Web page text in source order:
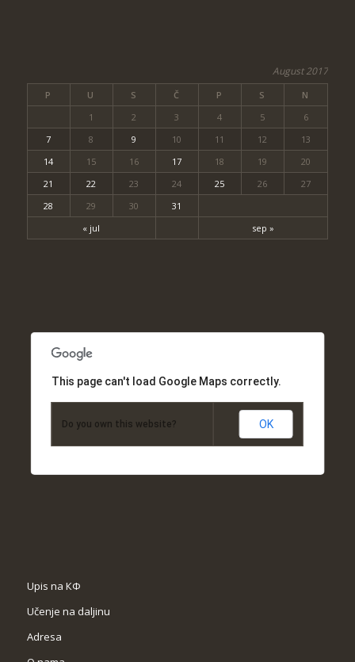
August 2017
P U S Č P S N
« jul sep »
1 2 3 4 5
6
7
8 9 10 11 12
13
14
15 16 17 18 19
20
21
22 23 24 25 26
27
28
29 30 31
This page can't load Google Maps correctly.
Do you own this website? OK
Upis na КФ
Učenje na daljinu
Adresa